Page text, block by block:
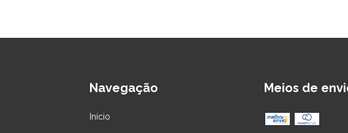
Navegação
Início
Meios de